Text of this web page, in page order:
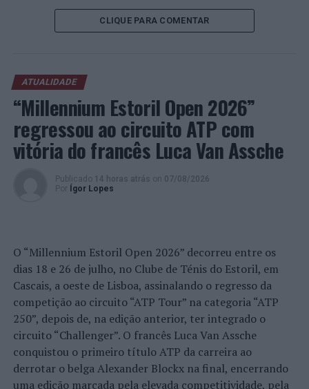
investidores de empreendimentos turísticos e
acolhimento empresarial, atividades económicas
serviços partilhados e indústrias/atividades criativas,
equipamentos de utilização coletiva, abrangendo ainda a
regeneração urbana e operações urbanísticas. O regime
inclui ainda a atividade hoteleira, de restauração e de
espaços de bebidas, possibilitando o pagamento em
prestações das taxas de ocupação dos lotes do Parque
Empresarial da Praia Norte.
urbanísticas, apoio e acompanhamento dos projetos de
investimento, nomeadamente na agilização dos
processos de licenciamento. No que toca a acolhimento
empresarial (novas empresas e empresas existentes no
concelho), implica a isenção total de taxas de
licenciamento em todas as operações urbanísticas,
bonificação do preço de cedência de terrenos, realização
de obras de infraestruturas e ainda apoio e
CLIQUE PARA COMENTAR
ATUALIDADE
“Millennium Estoril Open 2026”
regressou ao circuito ATP com
vitória do francês Luca Van Assche
Publicado 14 horas atrás on 07/08/2026
Por
Ígor Lopes
O “Millennium Estoril Open 2026” decorreu entre os
dias 18 e 26 de julho, no Clube de Ténis do Estoril, em
Cascais, a oeste de Lisboa, assinalando o regresso da
competição ao circuito “ATP Tour” na categoria “ATP
250”, depois de, na edição anterior, ter integrado o
circuito “Challenger”. O francês Luca Van Assche
conquistou o primeiro título ATP da carreira ao
derrotar o belga Alexander Blockx na final, encerrando
uma edição marcada pela elevada competitividade, pela